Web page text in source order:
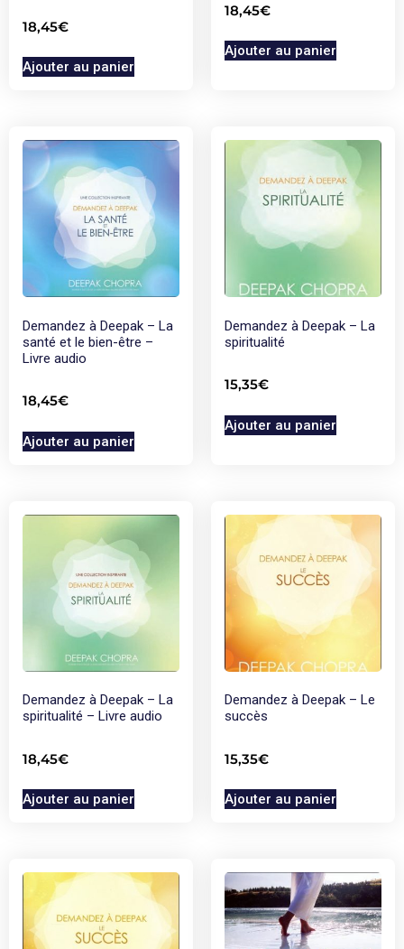
18,45€
Ajouter au panier
18,45€
Ajouter au panier
Demandez à Deepak – La
santé et le bien-être –
Livre audio
18,45€
Ajouter au panier
Demandez à Deepak – La
spiritualité
15,35€
Ajouter au panier
Demandez à Deepak – La
spiritualité – Livre audio
18,45€
Ajouter au panier
Demandez à Deepak – Le
succès
15,35€
Ajouter au panier